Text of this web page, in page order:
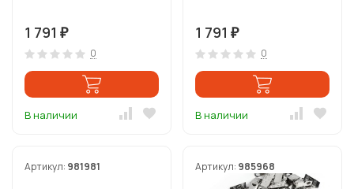
1 791 ₽
0
В наличии
1 791 ₽
0
В наличии
Артикул: 981981 Артикул: 985968